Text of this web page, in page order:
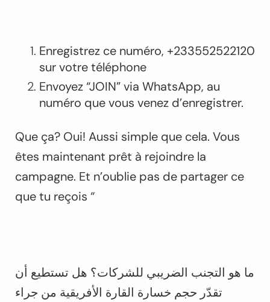
Enregistrez ce numéro, +233552522120
sur votre téléphone
Envoyez “JOIN” via WhatsApp, au
numéro que vous venez d’enregistrer.
Que ça? Oui! Aussi simple que cela. Vous
êtes maintenant prêt à rejoindre la
campagne. Et n’oublie pas de partager ce
que tu reçois “
ما هو التجنب الضريبي للشركات؟ هل تستطيع أن
تقدّر حجم خسارة القارة الأفريقية من جراء